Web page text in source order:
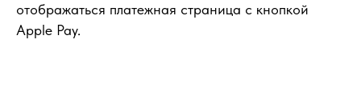
отображаться платежная страница с кнопкой
Apple Pay.